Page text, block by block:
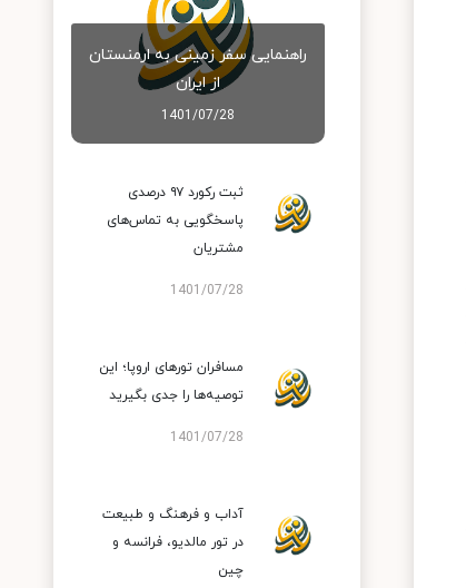
راهنمایی سفر زمینی به ارمنستان
از ایران
1401/07/28
ثبت رکورد ۹۷ درصدی
پاسخگویی به تماس‌های
مشتریان
1401/07/28
مسافران تورهای اروپا؛ این
توصیه‌ها را جدی بگیرید
1401/07/28
آداب و فرهنگ و طبیعت
در تور مالدیو، فرانسه و
چین